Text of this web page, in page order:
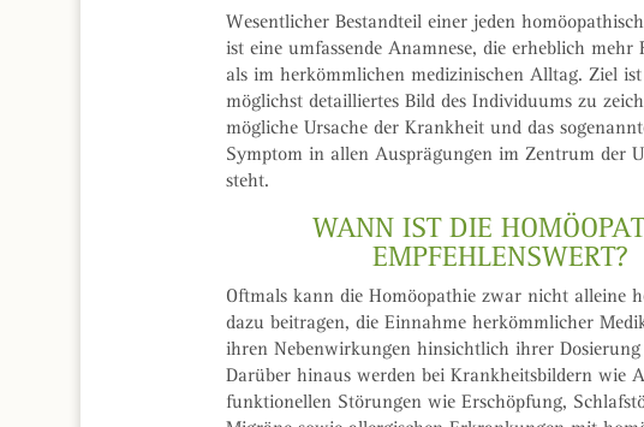
Wesentlicher Bestandteil einer jeden
ist eine umfassende Anamnese, die erheblich mehr
als im herkömmlichen medizinischen Alltag. Ziel ist
möglichst detailliertes Bild des Individuums zu
mögliche Ursache der Krankheit und das
Symptom in allen Ausprägungen im Zentrum der
steht.
WANN IST DIE
EMPFEHLENSWERT?
Oftmals kann die Homöopathie zwar nicht alleine
dazu beitragen, die Einnahme herkömmlicher
ihren Nebenwirkungen hinsichtlich ihrer Dosierung
Darüber hinaus werden bei Krankheitsbildern wie
funktionellen Störungen wie Erschöpfung,